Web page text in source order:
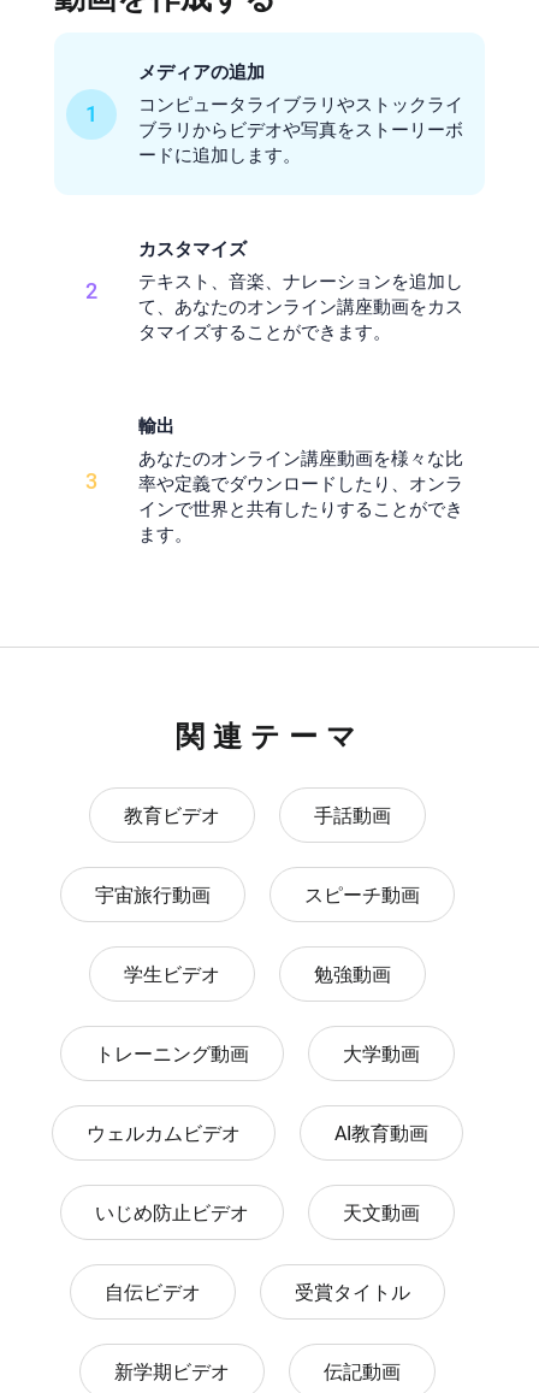
1
メディアの追加
コンピュータライブラリやストックライ
ブラリからビデオや写真をストーリーボ
ードに追加します。
2
カスタマイズ
テキスト、音楽、ナレーションを追加し
て、あなたのオンライン講座動画をカス
タマイズすることができます。
3
輸出
あなたのオンライン講座動画を様々な比
率や定義でダウンロードしたり、オンラ
インで世界と共有したりすることができ
ます。
関連テーマ
教育ビデオ 手話動画
宇宙旅行動画 スピーチ動画
学生ビデオ 勉強動画
トレーニング動画 大学動画
ウェルカムビデオ AI教育動画
いじめ防止ビデオ 天文動画
自伝ビデオ 受賞タイトル
新学期ビデオ 伝記動画